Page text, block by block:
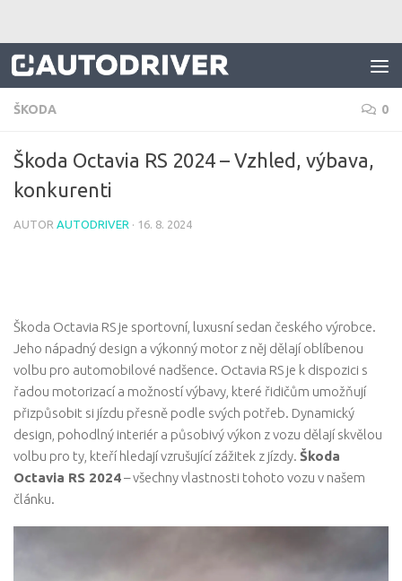
ŠKODA 0
Škoda Octavia RS 2024 – Vzhled, výbava,
konkurenti
AUTOR AUTODRIVER · 16. 8. 2024
Škoda Octavia RS je sportovní, luxusní sedan českého výrobce.
Jeho nápadný design a výkonný motor z něj dělají oblíbenou
volbu pro automobilové nadšence. Octavia RS je k dispozici s
řadou motorizací a možností výbavy, které řidičům umožňují
přizpůsobit si jízdu přesně podle svých potřeb. Dynamický
design, pohodlný interiér a působivý výkon z vozu dělají skvělou
volbu pro ty, kteří hledají vzrušující zážitek z jízdy. Škoda
Octavia RS 2024– všechny vlastnosti tohoto vozu v našem
článku.